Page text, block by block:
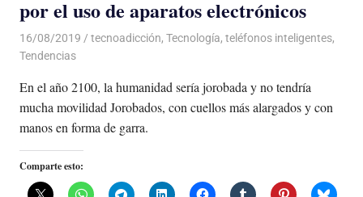
por el uso de aparatos electrónicos
16/08/2019 De todo un Poco
tecnoadicción, Tecnología, teléfonos inteligentes,
Tendencias
En el año 2100, la humanidad sería jorobada y no tendría
mucha movilidad Jorobados, con cuellos más alargados y con
manos en forma de garra.
Comparte esto: